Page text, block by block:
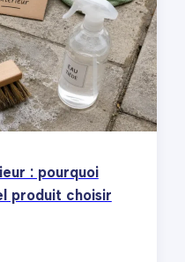
: pourquoi
produit choisir